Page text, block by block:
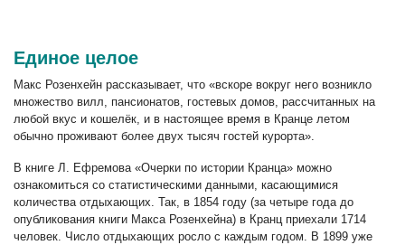
Единое целое
Макс Розенхейн рассказывает, что «вскоре вокруг него возникло
множество вилл, пансионатов, гостевых домов, рассчитанных на
любой вкус и кошелёк, и в настоящее время в Кранце летом
обычно проживают более двух тысяч гостей курорта».
В книге Л. Ефремова «Очерки по истории Кранца» можно
ознакомиться со статистическими данными, касающимися
количества отдыхающих. Так, в 1854 году (за четыре года до
опубликования книги Макса Розенхейна) в Кранц приехали 1714
человек. Число отдыхающих росло с каждым годом. В 1899 уже